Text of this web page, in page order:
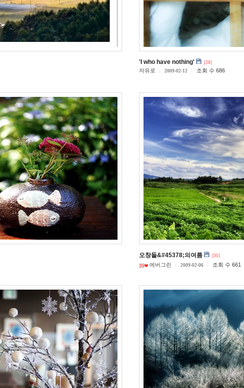
'I who have nothing' [28]
자유로 2009-02-12 조회 수 686
오창들&#45378;의여름 [30]
에버그린 2009-02-06 조회 수 661